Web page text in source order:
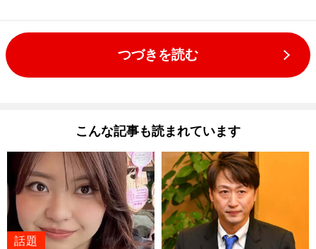
つづきを読む
こんな記事も読まれています
話題